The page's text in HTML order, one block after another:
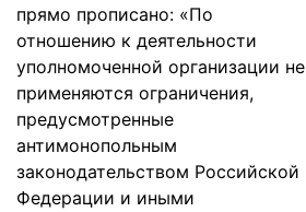
прямо прописано: «По
отношению к деятельности
уполномоченной организации не
применяются ограничения,
предусмотренные
антимонопольным
законодательством Российской
Федерации и иными